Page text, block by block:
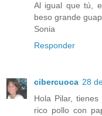
Al igual que tú,
beso grande
Sonia
Responder
cibercuoca 28
Hola Pilar,
rico pollo con